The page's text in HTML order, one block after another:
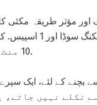
ایل. زمین
10 منٹ کے ماسک کے بعد، چہرے مخمل، ٹینڈر اور ملبوس بن جاتا ہے.
کے لئے، ایک سپرے